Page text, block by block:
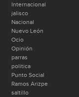
Internacional
jalisco
Nacional
Nuevo León
Ocio
Opinión
parras
politica
Punto Social
Ramos Arizpe
saltillo